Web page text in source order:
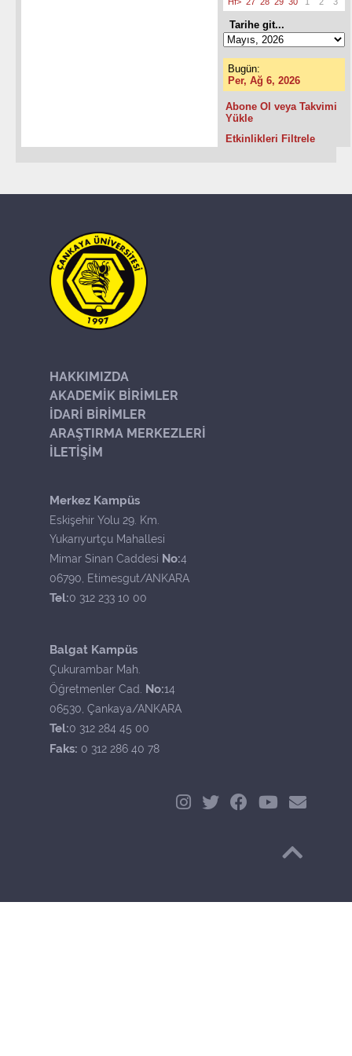
Tarihe git...
Bugün:
Per, Ağ 6, 2026
Abone Ol veya Takvimi
Yükle
Etkinlikleri Filtrele
HAKKIMIZDA
AKADEMİK BİRİMLER
İDARİ BİRİMLER
ARAŞTIRMA MERKEZLERİ
İLETİŞİM
Merkez Kampüs
Eskişehir Yolu 29. Km.
Yukarıyurtçu Mahallesi
Mimar Sinan Caddesi No:4
06790, Etimesgut/ANKARA
Tel:0 312 233 10 00
Balgat Kampüs
Çukurambar Mah.
Öğretmenler Cad. No:14
06530, Çankaya/ANKARA
Tel:0 312 284 45 00
Faks: 0 312 286 40 78